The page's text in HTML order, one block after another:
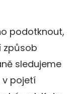
podotknout,
způsob
sledujeme
v pojetí